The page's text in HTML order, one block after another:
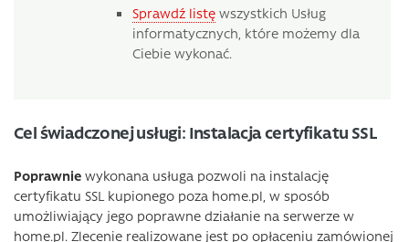
Sprawdź listę wszystkich Usług
informatycznych, które możemy dla
Ciebie wykonać.
Cel świadczonej usługi: Instalacja certyfikatu SSL
Poprawnie wykonana usługa pozwoli na instalację
certyfikatu SSL kupionego poza home.pl, w sposób
umożliwiający jego poprawne działanie na serwerze w
home.pl. Zlecenie realizowane jest po opłaceniu zamówionej